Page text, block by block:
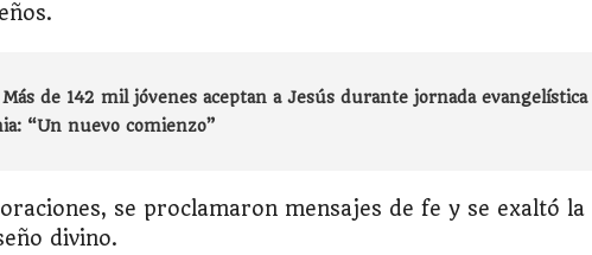
Más de 142 mil jóvenes aceptan a Jesús durante jornada evangelística
“Un nuevo comienzo”
se proclamaron mensajes de fe y se exaltó la
divino.